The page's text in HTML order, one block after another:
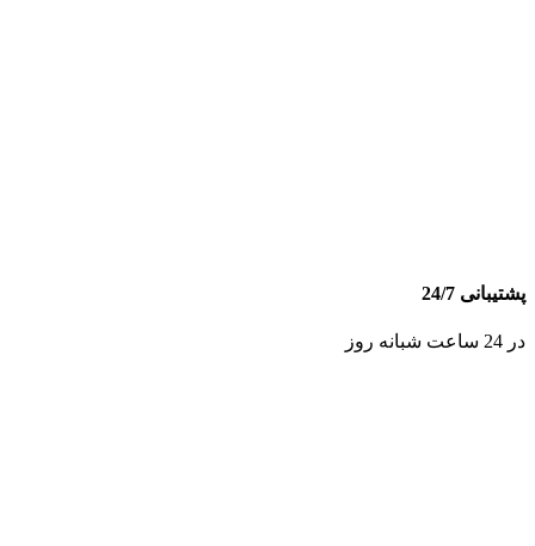
پشتیبانی 24/7
در 24 ساعت شبانه روز